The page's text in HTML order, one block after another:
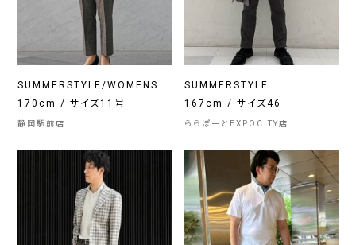
SUMMERSTYLE/WOMENS
170cm / サイズ11号
静岡駅前店
SUMMERSTYLE
167cm / サイズ46
ららぽーとEXPOCITY店